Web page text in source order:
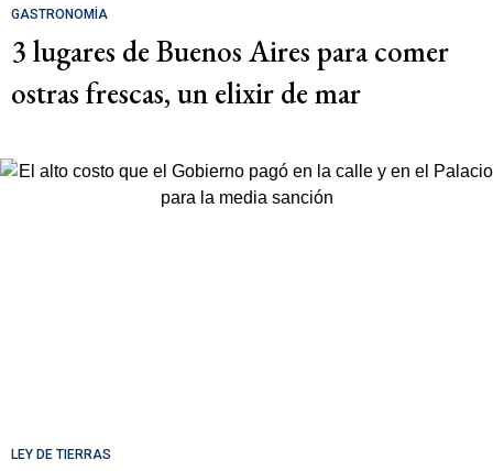
GASTRONOMÍA
3 lugares de Buenos Aires para comer
ostras frescas, un elixir de mar
LEY DE TIERRAS